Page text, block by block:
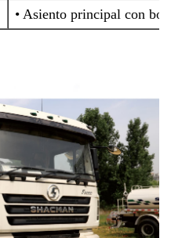
• Asiento principal con